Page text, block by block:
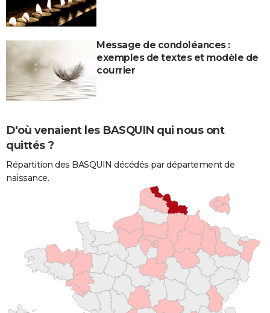
Message de condoléances :
exemples de textes et modèle de
courrier
D'où venaient les BASQUIN qui nous ont
quittés ?
Répartition des BASQUIN décédés par département de
naissance.